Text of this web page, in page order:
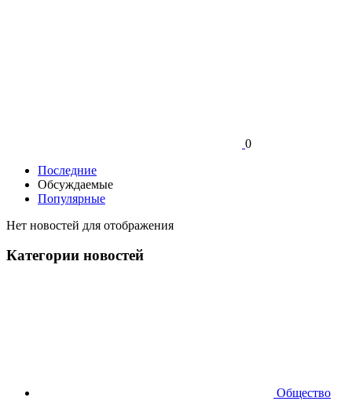
0
Последние
Обсуждаемые
Популярные
Нет новостей для отображения
Категории новостей
Общество